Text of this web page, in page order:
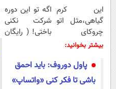
این کرم
گیاهی،مثل اتو
چروکای
پوستتوصاف
اگه تو این دوره
شرکت نکنی
باختی! ( رایگان
بیشتر بخوانید:
پاول دوروف: باید احمق
باشی تا فکر کنی «واتساپ»